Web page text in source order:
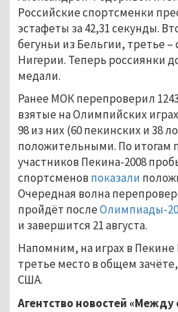
Российские спортсменки
эстафеты за 42,31 секунды.
бегуньи из Бельгии, третье
Нигерии. Теперь россиянки
медали.
Ранее МОК перепроверил
взятые на Олимпийских
98 из них (60 пекинских и 38
положительными. По итогам
участников Пекина-2008
спортсменов показали
Очередная волна
пройдёт послеОлимпиады-
и завершится 21 августа.
Напомним, на играх в Пекине
третье место в общем
США.
Агентство новостей «Между